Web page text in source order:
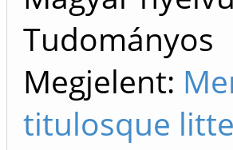
Tudományos
Megjelent:
titulosque